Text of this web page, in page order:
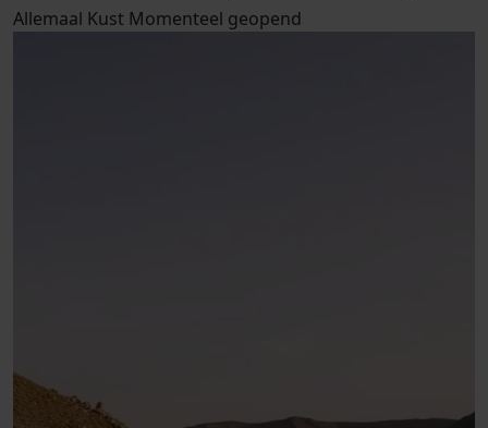
Allemaal Kust Momenteel geopend